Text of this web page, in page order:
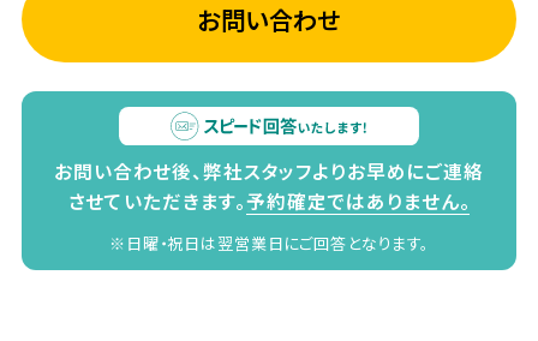
お問い合わせ
お問い合わせ後、弊社スタッフよりお早めにご連絡
させていただきます。予約確定ではありません。
※日曜・祝日は翌営業日にご回答となります。